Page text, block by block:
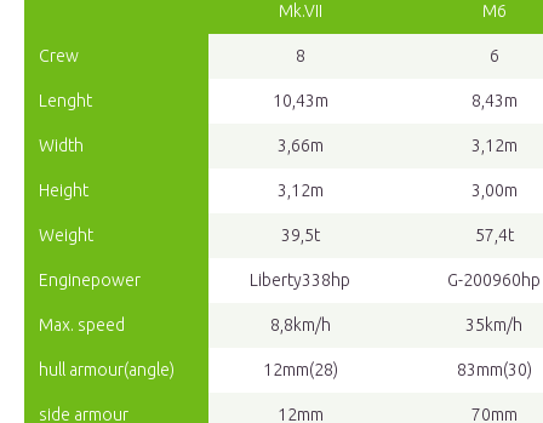
Mk.VII M6
Crew 8 6
Lenght 10,43m 8,43m
Width 3,66m 3,12m
Height 3,12m 3,00m
Weight 39,5t 57,4t
Enginepower Liberty338hp G-200960hp
Max. speed 8,8km/h 35km/h
hull armour(angle) 12mm(28) 83mm(30)
side armour 12mm 70mm